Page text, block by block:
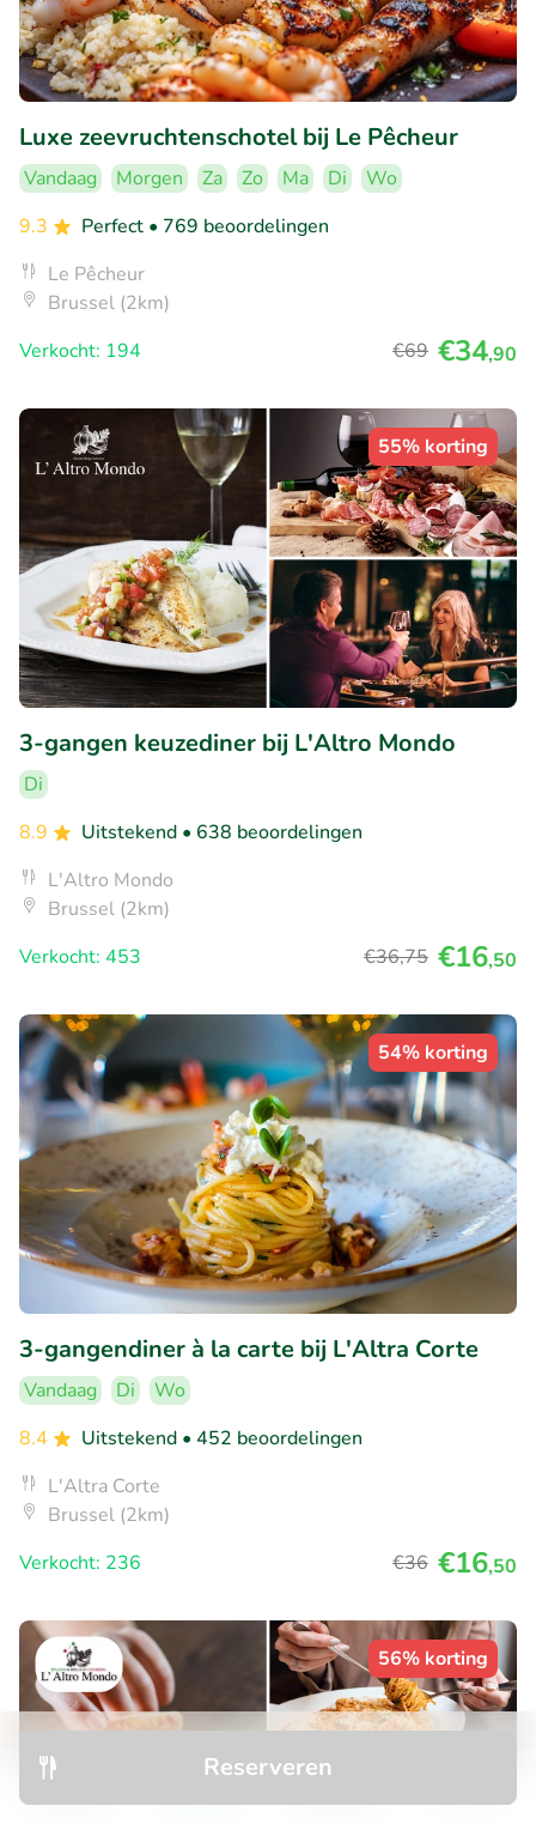
Reserveren
Luxe zeevruchtenschotel bij Le Pêcheur
Vandaag Morgen Za Zo Ma Di
Wo
9.3
Perfect • 769 beoordelingen
Le Pêcheur
Brussel (2km)
Verkocht: 194
€69 €34,90
55% korting
3-gangen keuzediner bij L'Altro Mondo
Di
8.9
Uitstekend • 638 beoordelingen
L'Altro Mondo
Brussel (2km)
Verkocht: 453
€36,75 €16,50
54% korting
3-gangendiner à la carte bij L'Altra Corte
Vandaag Di
Wo
8.4
Uitstekend • 452 beoordelingen
L'Altra Corte
Brussel (2km)
Verkocht: 236
€36 €16,50
56% korting